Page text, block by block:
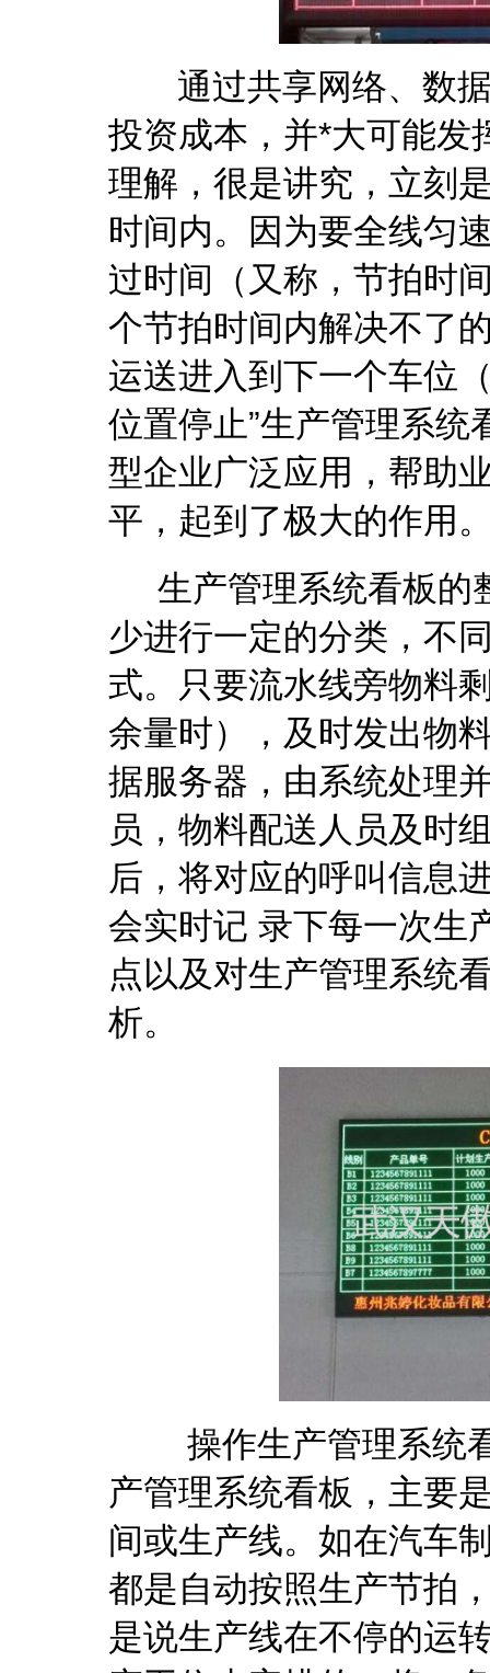
通过共享网络、数据
投资成本，并*大可能发
理解，很是讲究，立刻
时间内。因为要全线匀
过时间（又称，节拍时
个节拍时间内解决不了
运送进入到下一个车位
位置停止”生产管理系
型企业广泛应用，帮助
平，起到了极大的作用
生产管理系统看板的
少进行一定的分类，不
式。只要流水线旁物料
余量时），及时发出物
据服务器，由系统处理
员，物料配送人员及时
后，将对应的呼叫信息
会实时记 录下每一次生
点以及对生产管理系统
析。
操作生产管理系统看
产管理系统看板，主要
间或生产线。如在汽车
都是自动按照生产节拍
是说生产线在不停的运